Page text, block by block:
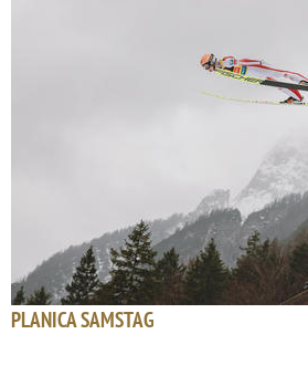
PLANICA SAMSTAG